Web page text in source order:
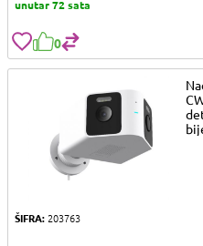
unutar 72 sata
0
ŠIFRA: 203763